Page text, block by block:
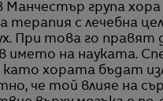
терапия с лечебна
При това го правят
името на науката.
като хората бъдат
че той влияе на